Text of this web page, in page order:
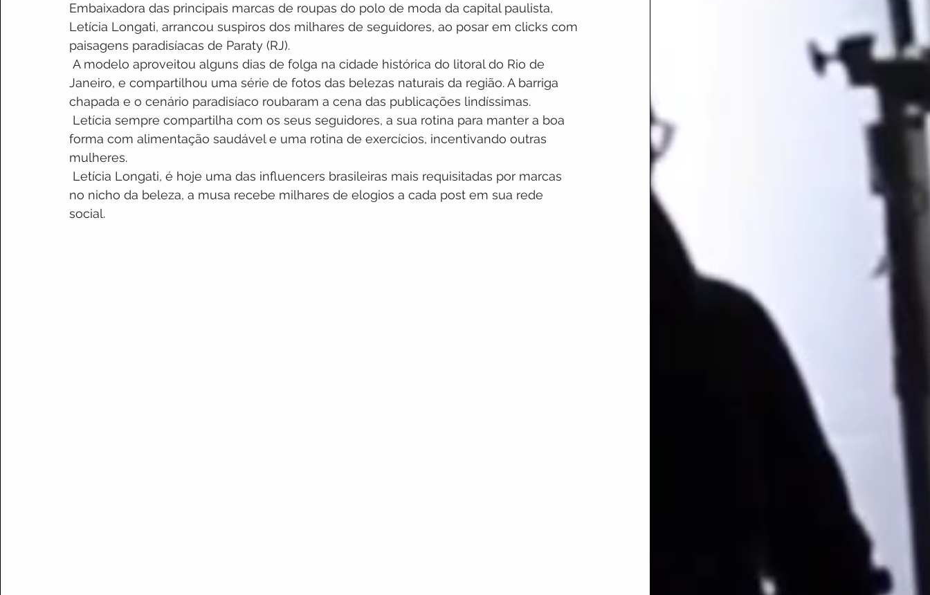
Embaixadora das principais marcas de roupas do polo de moda da capital paulista,
Letícia Longati, arrancou suspiros dos milhares de seguidores, ao posar em clicks com
paisagens paradisíacas de Paraty (RJ).
A modelo aproveitou alguns dias de folga na cidade histórica do litoral do Rio de
Janeiro, e compartilhou uma série de fotos das belezas naturais da região. A barriga
chapada e o cenário paradisíaco roubaram a cena das publicações lindíssimas.
Letícia sempre compartilha com os seus seguidores, a sua rotina para manter a boa
forma com alimentação saudável e uma rotina de exercícios, incentivando outras
mulheres.
Letícia Longati, é hoje uma das influencers brasileiras mais requisitadas por marcas
no nicho da beleza, a musa recebe milhares de elogios a cada post em sua rede
social.